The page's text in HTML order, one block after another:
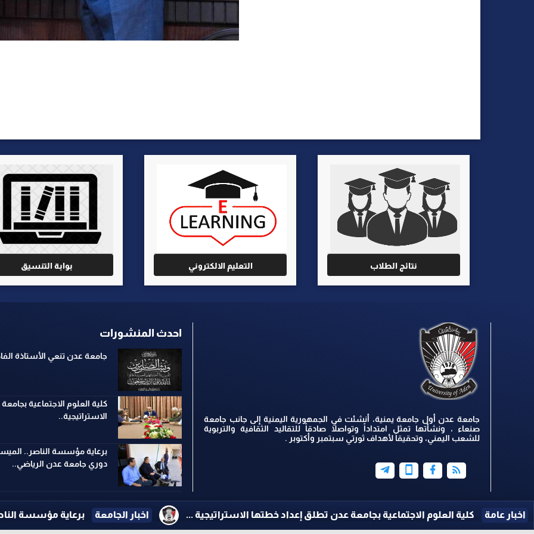
بجامعة عدن تطلق إعداد خطتها الاستراتيجية ... اخبار الجامعة برعاية مؤسسة الناصر.. الميسري ولصور يبحثان
نتائج الطلاب التعليم الالكتروني بوابة التنسيق
جامعة عدن أول جامعة يمنية، أنشئت في الجمهورية اليمنية إلى جانب جامعة
صنعاء ، ونشأتها تمثل امتداداً وتواصلاً صادقاً للتقاليد الثقافية والتربوية
للشعب اليمني، وتحقيقاً لأهداف ثورتي سبتمبر وأكتوبر .
احدث المنشورات
جامعة عدن تنعي الأستاذة
كلية العلوم الاجتماعية
الاستراتيجية..
برعاية مؤسسة الناصر..
دوري جامعة عدن الرياضي..